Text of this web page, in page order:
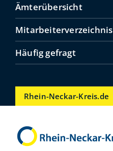
Ämterübersicht
Mitarbeiterverzeichnis
Häufig gefragt
Rhein-Neckar-Kreis.de